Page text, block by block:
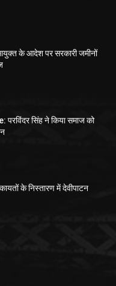
के आदेश पर सरकारी जमीनों
सिंह ने किया समाज को
के निस्तारण में देवीपाटन